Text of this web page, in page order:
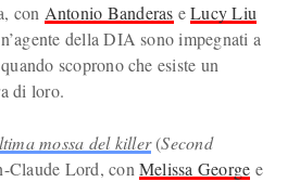
con Antonio Banderas eLucy Liu
della DIA sono impegnati a
scoprono che esiste un
di loro.
mossa del killer(Second
Claude Lord, conMelissa George e